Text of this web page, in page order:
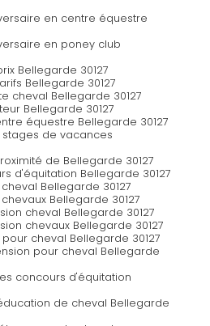
en centre équestre
en poney club
Bellegarde 30127
Bellegarde 30127
cheval Bellegarde 30127
Bellegarde 30127
équestre Bellegarde 30127
stages de vacances
de Bellegarde 30127
d'équitation Bellegarde 30127
Bellegarde 30127
Bellegarde 30127
cheval Bellegarde 30127
chevaux Bellegarde 30127
cheval Bellegarde 30127
pour cheval Bellegarde
concours d'équitation
de cheval Bellegarde